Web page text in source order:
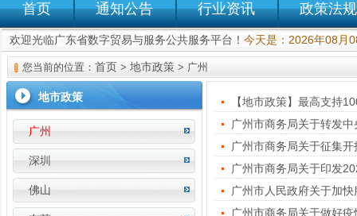
首页 通知公告 行业资讯 政策法规
欢迎光临广东省数字贸易与服务公共服务平台！ 今天是：2026年08月
您当前的位置： 首页 > 地市政策 > 广州
地市政策
广州
深圳
佛山
【地市政策】最高支持
广州市商务局关于征集
广州市人民政府关于加
广州市商务局关于做好